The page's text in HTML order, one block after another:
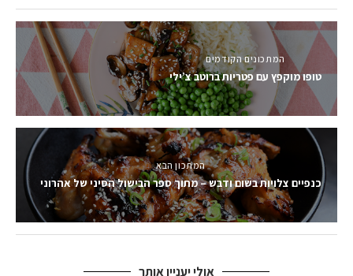
המתכונים הקודמים
טופו מוקפץ עם פטריות ברוטב צ’ילי
המתכון הבא
כנפיים צלויות בשום ודבש – מתוך ספר הבישול הסיני של אהרוני
אולי יעניין אותך